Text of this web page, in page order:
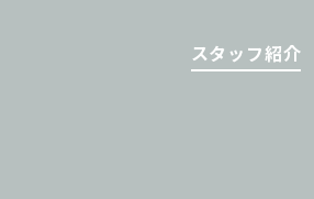
スタッフ紹介